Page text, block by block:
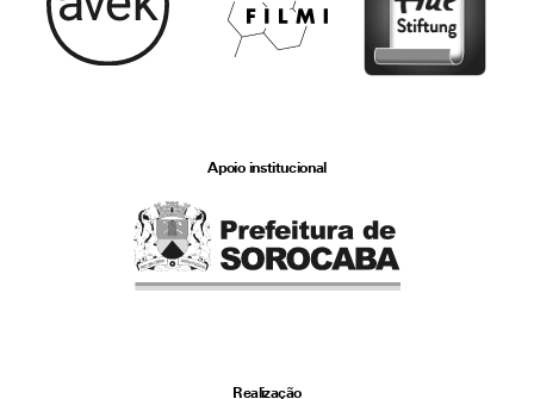
Apoio institucional
Realização